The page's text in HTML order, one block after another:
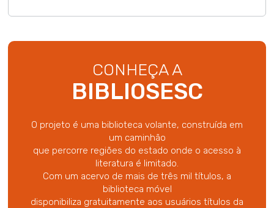
CONHEÇA A
BIBLIOSESC
O projeto é uma biblioteca volante, construída em
um caminhão
que percorre regiões do estado onde o acesso à
literatura é limitado.
Com um acervo de mais de três mil títulos, a
biblioteca móvel
disponibiliza gratuitamente aos usuários títulos da